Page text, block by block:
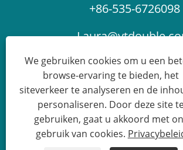
+86-535-6726098
Copyright © 2022 Yantai Double Plastic
Schaduwnet, PE-zeildoek,
voorbehouden.
Links
Sitemap RSS XML
We gebruiken cookies om u een
browse-ervaring te bieden, het
siteverkeer te analyseren en de
personaliseren. Door deze site
gebruiken, gaat u akkoord met
gebruik van cookies.